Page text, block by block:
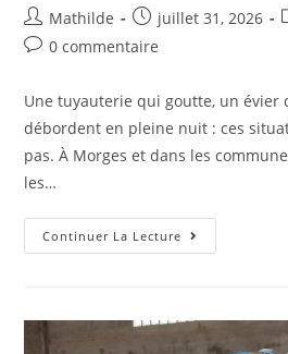
Mathilde juillet 31, 2026
0 commentaire
Une tuyauterie qui goutte, un évier
débordent en pleine nuit : ces
pas. À Morges et dans les
les…
Continuer La Lecture